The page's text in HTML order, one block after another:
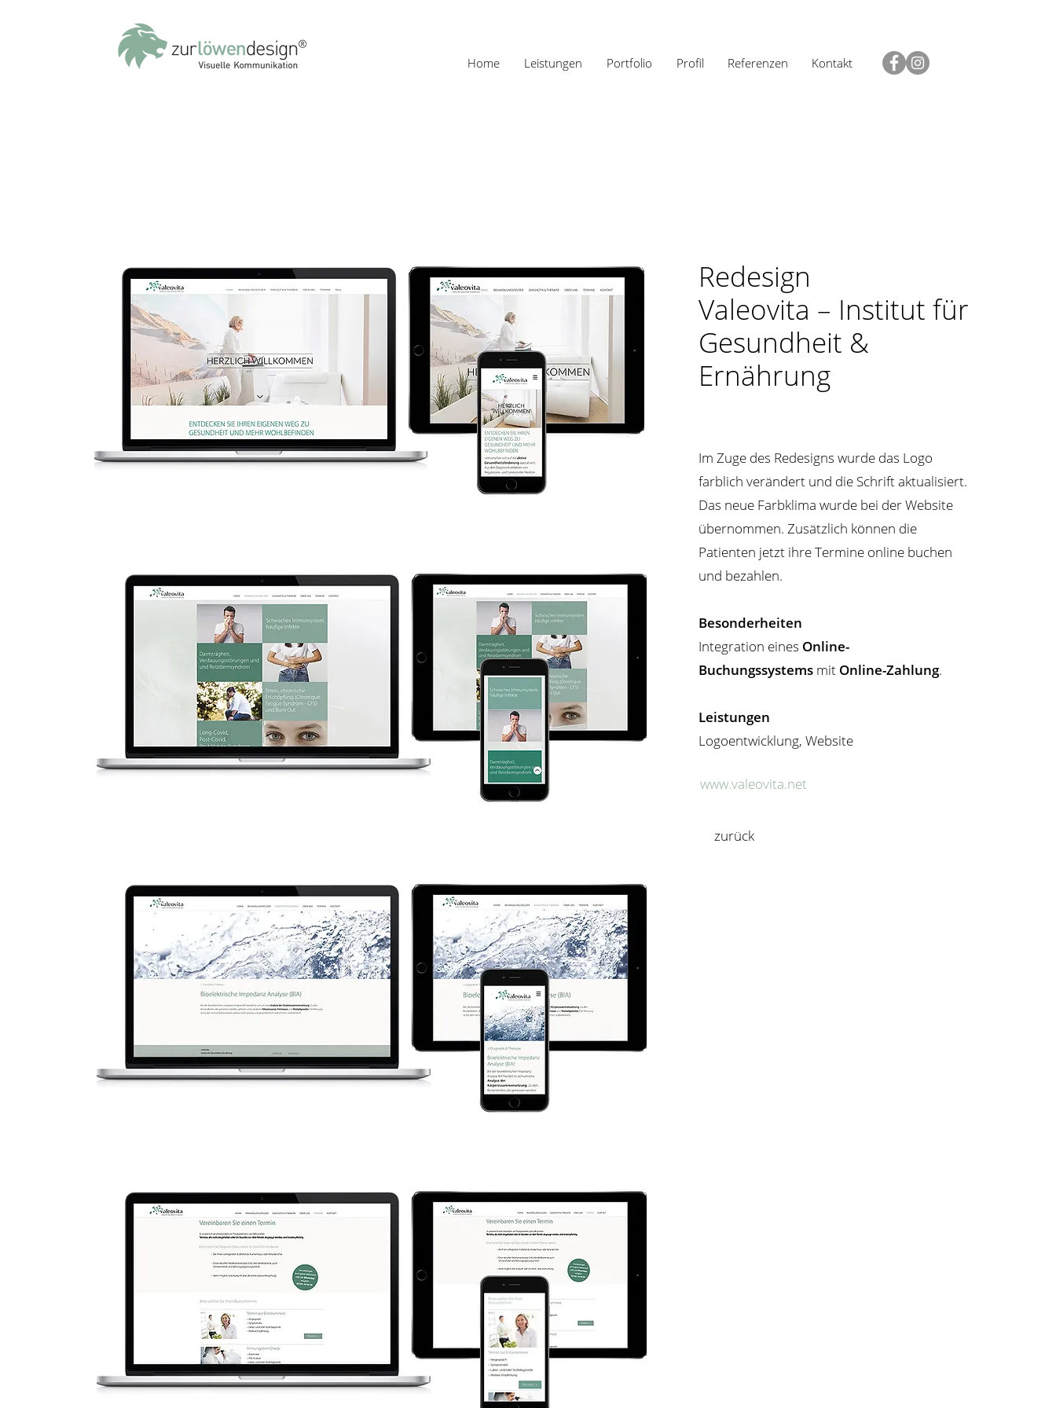
Home Leistungen Portfolio Profil Referenzen Kontakt
Redesign
Valeovita – Institut für
Gesundheit &
Ernährung
Im Zuge des Redesigns wurde das Logo
farblich verändert und die Schrift aktualisiert.
Das neue Farbklima wurde bei der Website
übernommen. Zusätzlich können die
Patienten jetzt ihre Termine online buchen
und bezahlen.
Besonderheiten
Integration eines Online-
Buchungssystems mit Online-Zahlung.
Leistungen
Logoentwicklung, Website
www.valeovita.net
zurück